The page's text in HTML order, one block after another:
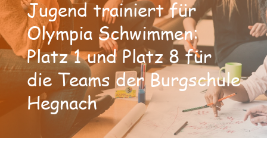
Jugend trainiert für
Olympia Schwimmen:
Platz 1 und Platz 8 für
die Teams der Burgschule
Hegnach